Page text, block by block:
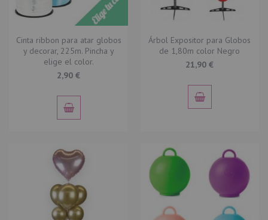
Cinta ribbon para atar globos
y decorar, 225m. Pincha y
elige el color.
2,90 €
Árbol Expositor para Globos
de 1,80m color Negro
21,90 €